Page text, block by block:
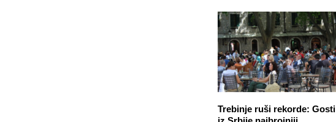
Trebinje ruši rekorde: Gosti